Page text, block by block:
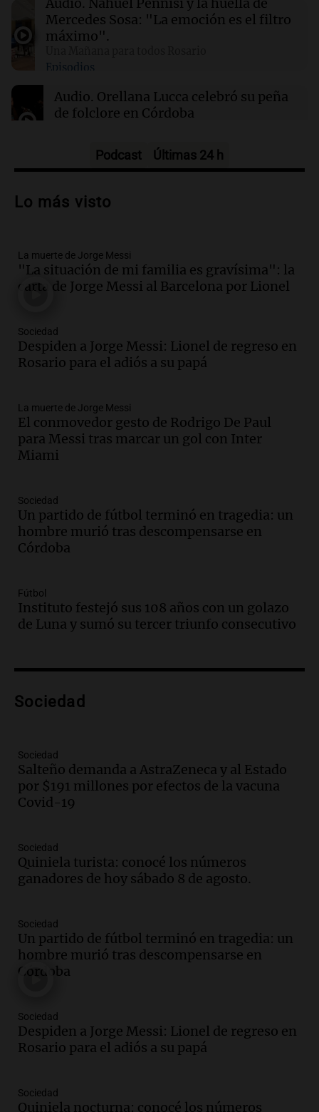
00:16 Clima
Clima en Santa Fe: cómo estará el tiempo este
Mercedes Sosa: "La emoción es el filtro
máximo".
Episodios
Audio. Orellana Lucca celebró su peña
de folclore en Córdoba
Audio.Trágico accidente en Mendoza:
vehículos desde un puente
Audio.Tragedia en Mendoza: un muerto
y cinco heridos tras caer dos autos desde
un puente
Audio.Messi llegará esta noche a
Rosario para acompañar a su familia
Episodios
Audio.Ley de Propiedad Privada: el revés
en el Congreso expuso una debilidad
comunicacional del Gobierno
Episodios
Audio.Casabindo se prepara para una
celebración única: 30.000 turistas y el
tradicional Toreo de la Vincha
Audio.Borges, abogada de Pourrain:
"Tres hombres se lo llevaron para
hacerle preguntas y nunca regresó"
Episodios
metros del río Suquía y retiraron hasta
Episodios
Audio.La historia de la servilleta que
firmó Jorge Messi para el primer
contrato de Leo con Barcelona
Audio.Joan Gaspart: "Sin Jorge, no sé si
Messi hubiera llegado adonde llegó"
Audio.El orgullo y el sueño argentino de
Jorge Messi en una entrevista con Rony
Vargas en 2007
Audio.El abuelo de Agostina Vega, tras
las nuevas detenciones: "En esa casa
Episodios
Podcast Últimas 24 h
Lo más visto
La muerte de Jorge Messi
"La situación de mi familia es gravísima": la
carta de Jorge Messi al Barcelona por Lionel
Sociedad
Despiden a Jorge Messi: Lionel de regreso en
Rosario para el adiós a su papá
La muerte de Jorge Messi
El conmovedor gesto de Rodrigo De Paul
para Messi tras marcar un gol con Inter
Miami
Sociedad
Un partido de fútbol terminó en tragedia: un
hombre murió tras descompensarse en
Córdoba
Fútbol
Instituto festejó sus 108 años con un golazo
de Luna y sumó su tercer triunfo consecutivo
Sociedad
Sociedad
Salteño demanda a AstraZeneca y al Estado
por $191 millones por efectos de la vacuna
Covid-19
Sociedad
Quiniela turista: conocé los números
ganadores de hoy sábado 8 de agosto.
Sociedad
Un partido de fútbol terminó en tragedia: un
hombre murió tras descompensarse en
Córdoba
Sociedad
Despiden a Jorge Messi: Lionel de regreso en
Rosario para el adiós a su papá
Sociedad
Quiniela nocturna: conocé los números